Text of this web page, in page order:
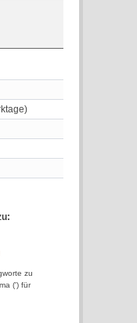
zu
(') für